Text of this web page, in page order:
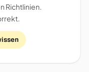
Richtlinien.